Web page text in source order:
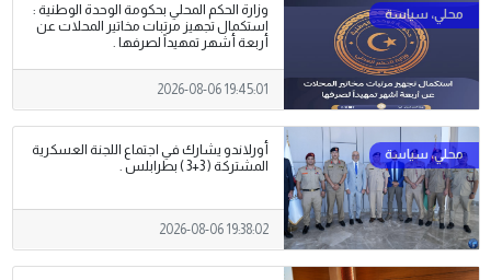
وزارة الحكم المحلي بحكومة الوحدة الوطنية :
استكمال تجهيز مرتبات مخاتير المحلات عن
أربعة أشهر تمهيداً لصرفها .
2026-08-06 19:45:01
أورلاندو يشارك في اجتماع اللجنة العسكرية
المشتركة ( 3+3 ) بطرابلس .
2026-08-06 19:38:02